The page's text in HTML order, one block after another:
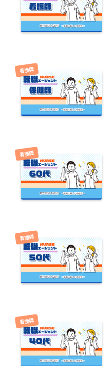
看護職
看護職
看護職
看護職